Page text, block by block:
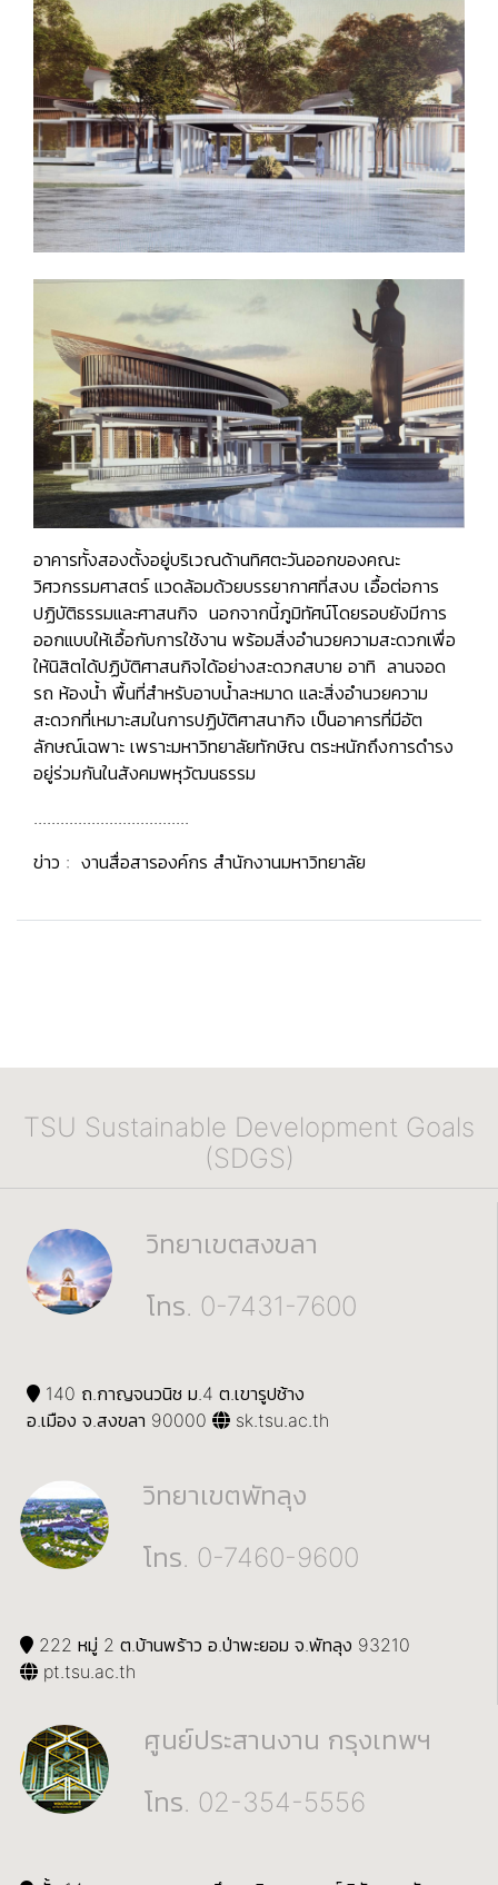
อาคารทั้งสองตั้งอยู่บริเวณด้านทิศตะวันออกของคณะ
วิศวกรรมศาสตร์ แวดล้อมด้วยบรรยากาศที่สงบ เอื้อต่อการ
ปฏิบัติธรรมและศาสนกิจ นอกจากนี้ภูมิทัศน์โดยรอบยังมีการ
ออกแบบให้เอื้อกับการใช้งาน พร้อมสิ่งอำนวยความสะดวกเพื่อ
ให้นิสิตได้ปฏิบัติศาสนกิจได้อย่างสะดวกสบาย อาทิ ลานจอด
รถ ห้องน้ำ พื้นที่สำหรับอาบน้ำละหมาด และสิ่งอำนวยความ
สะดวกที่เหมาะสมในการปฏิบัติศาสนากิจ เป็นอาคารที่มีอัต
ลักษณ์เฉพาะ เพราะมหาวิทยาลัยทักษิณ ตระหนักถึงการดำรง
อยู่ร่วมกันในสังคมพหุวัฒนธรรม
ข่าว : งานสื่อสารองค์กร สำนักงานมหาวิทยาลัย
TSU Sustainable Development Goals
(SDGS)
วิทยาเขตสงขลา
โทร. 0-7431-7600
140 ถ.กาญจนวนิช ม.4 ต.เขารูปช้าง
อ.เมือง จ.สงขลา 90000
sk.tsu.ac.th
วิทยาเขตพัทลุง
โทร. 0-7460-9600
222 หมู่ 2 ต.บ้านพร้าว อ.ป่าพะยอม จ.พัทลุง 93210
pt.tsu.ac.th
ศูนย์ประสานงาน กรุงเทพฯ
โทร. 02-354-5556